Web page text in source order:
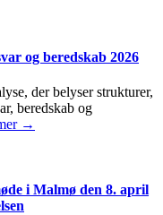
og beredskab 2026
der belyser strukturer,
beredskab og
→
i Malmø den 8. april